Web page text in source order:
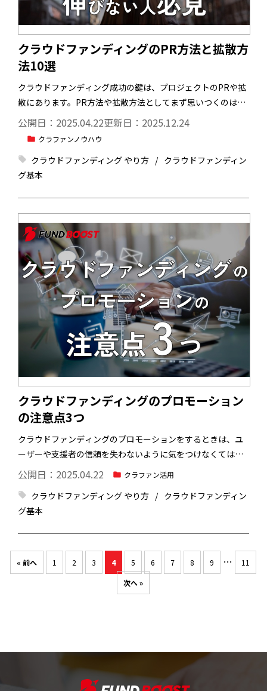
クラウドファンディングのPR方法と拡散方
法10選
クラウドファンディング成功の鍵は、プロジェクトのPRや拡
散にあります。PR方法や拡散方法としてまず思いつくのは、
SNSの活用ではないでしょうか。SNSの活用はクラウドファ
つに絞るのではなく、できる限り多くの方法を活用して、目
標金額達成を目指しましょう。今回は、クラウドファンディ
公開日：2025.04.22更新日：2025.12.24
クラファンノウハウ
クラウドファンディング やり方
クラウドファンディン
グ基本
クラウドファンディングのプロモーション
の注意点3つ
クラウドファンディングのプロモーションをするときは、ユ
ーザーや支援者の信頼を失わないように気をつけなくてはな
りません。近年、メディアの種類を問わず、過激な宣伝方法
モーションは、起案者である個人や企業の信頼を大きく損な
い、不特定多数の人を傷つけてしまう可能性があります。
う。今回は、クラウドファンディングのプロモーションの注
意点3つを解説します。クラウドファンディングのプロモーシ
ョン成功のコツも解説するので、ご参考にしてみてくださ
公開日：2025.04.22 クラファン活用
クラウドファンディング やり方
クラウドファンディン
グ基本
« 前へ 1 2 3 4 5 6 7 8 9 …
11
次へ »